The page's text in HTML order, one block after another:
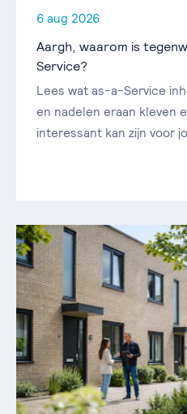
6 aug 2026
Aargh, waarom is
Service?
Lees wat as-a-Service
en nadelen eraan kleven
interessant kan zijn voor